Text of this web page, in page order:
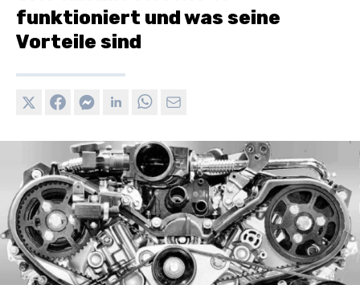
funktioniert und was seine
Vorteile sind